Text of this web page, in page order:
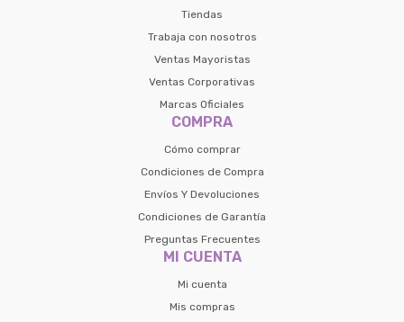
Tiendas
Trabaja con nosotros
Ventas Mayoristas
Ventas Corporativas
Marcas Oficiales
COMPRA
Cómo comprar
Condiciones de Compra
Envíos Y Devoluciones
Condiciones de Garantía
Preguntas Frecuentes
MI CUENTA
Mi cuenta
Mis compras